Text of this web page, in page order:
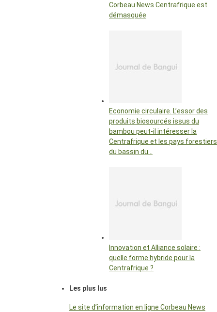
Corbeau News Centrafrique est
démasquée
Economie circulaire. L’essor des
produits biosourcés issus du
bambou peut-il intéresser la
Centrafrique et les pays forestiers
du bassin du…
Innovation et Alliance solaire :
quelle forme hybride pour la
Centrafrique ?
Les plus lus
Le site d’information en ligne Corbeau News